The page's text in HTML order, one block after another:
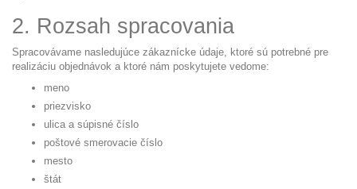
2. Rozsah spracovania
Spracovávame nasledujúce zákaznícke údaje, ktoré sú potrebné pre
realizáciu objednávok a ktoré nám poskytujete vedome:
meno
priezvisko
ulica a súpisné číslo
poštové smerovacie číslo
mesto
štát